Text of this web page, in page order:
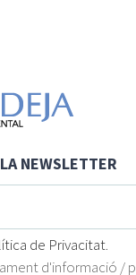
NEWSLETTER
de Privacitat.
d'informació /